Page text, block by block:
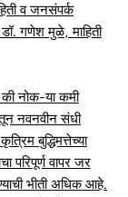
व जनसंपर्क
गणेश मुळे, माहिती
नोक-या कमी
नवनवीन संधी
बुद्धिमत्तेच्या
परिपूर्ण वापर जर
भीती अधिक आहे.